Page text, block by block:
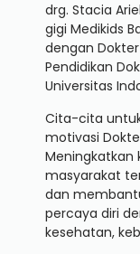
drg. Stacia
gigi Medikids
dengan
Pendidikan
Universitas
Cita-cita
motivasi
Meningkatkan
masyarakat
dan
percaya diri
kesehatan,